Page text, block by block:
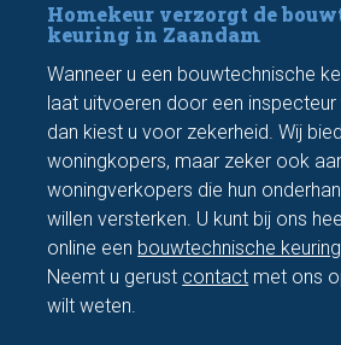
Homekeur verzorgt de
keuring in Zaandam
Wanneer u een bouwtechnische
laat uitvoeren door een inspecteur
dan kiest u voor zekerheid. Wij
woningkopers, maar zeker ook
woningverkopers die hun
willen versterken. U kunt bij ons
online een bouwtechnische
Neemt u gerust contact met ons
wilt weten.